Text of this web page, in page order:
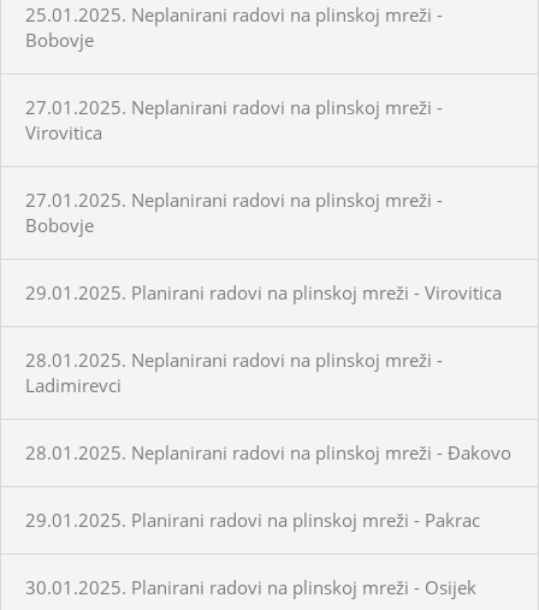
25.01.2025. Neplanirani radovi na plinskoj mreži -
Bobovje
27.01.2025. Neplanirani radovi na plinskoj mreži -
Virovitica
27.01.2025. Neplanirani radovi na plinskoj mreži -
Bobovje
29.01.2025. Planirani radovi na plinskoj mreži - Virovitica
28.01.2025. Neplanirani radovi na plinskoj mreži -
Ladimirevci
28.01.2025. Neplanirani radovi na plinskoj mreži - Đakovo
29.01.2025. Planirani radovi na plinskoj mreži - Pakrac
30.01.2025. Planirani radovi na plinskoj mreži - Osijek